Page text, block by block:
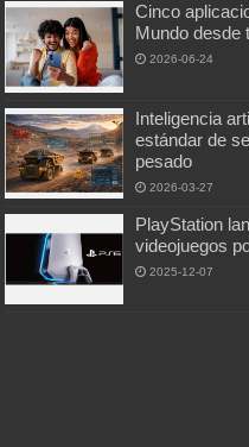
Cinco
Mundo desde
2026-06-24
Inteligencia
estándar de
pesado
2026-03-27
PlayStation
videojuegos
2025-12-07